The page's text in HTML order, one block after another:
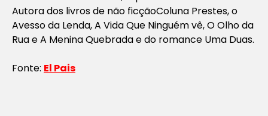
Autora dos livros de não ficçãoColuna Prestes, o
Avesso da Lenda,A Vida Que Ninguém vê, O Olho da
RuaeA Menina Quebradae do romance Uma Duas.
Fonte: El Pais